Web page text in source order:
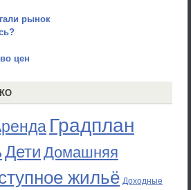
рынок
цен
Градплан
Дети Домашняя
жильё Доходные